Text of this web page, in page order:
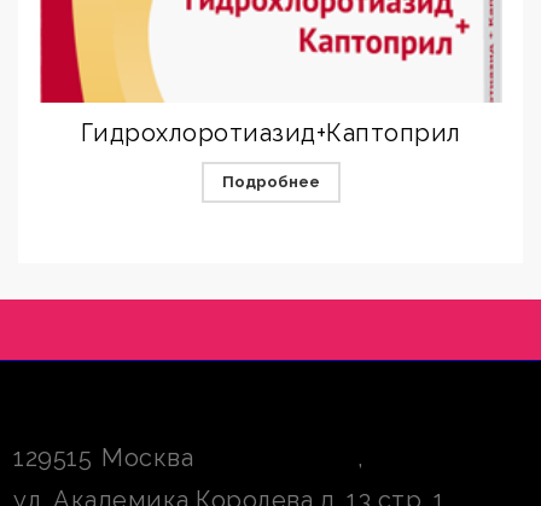
Гидрохлоротиазид+Каптоприл
Подробнее
129515 Москва
,
ул. Академика Королева д. 13 стр. 1